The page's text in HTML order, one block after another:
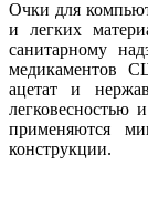
Очки для
и легких
санитарному
медикаментов
ацетат и
легковесностью
применяются
конструкции.